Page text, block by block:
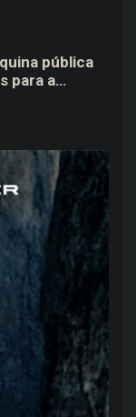
pública
para a